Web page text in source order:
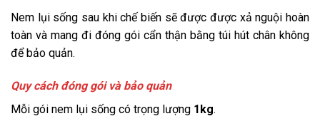
Nem lụi sống sau khi chế biến sẽ được được xả nguội hoàn
toàn và mang đi đóng gói cẩn thận bằng túi hút chân không
để bảo quản.
Quy cách đóng gói và bảo quản
Mỗi gói nem lụi sống có trọng lượng 1kg.